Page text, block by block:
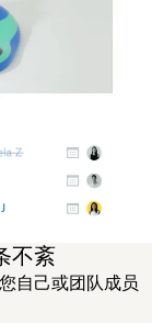
不紊
自己或团队成员